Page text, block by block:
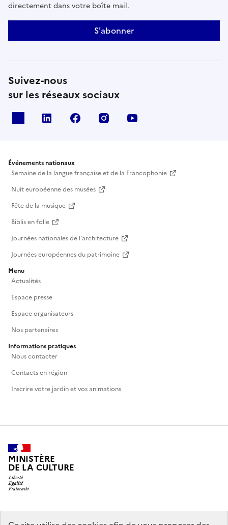
directement dans votre boîte mail.
S'abonner
Suivez-nous
sur les réseaux sociaux
Linkedin Facebook Instagram
Événements nationaux
Semaine de la langue française et de la Francophonie
Nuit européenne des musées
Fête de la musique
Biblis en folie
Journées nationales de l'architecture
Journées européennes du patrimoine
Menu
Actualités
Espace presse
Espace organisateurs
Nos partenaires
Informations pratiques
Nous contacter
Contacts en région
Inscrire votre jardin et vos animations
MINISTÈRE
DE LA CULTURE
legifrance.gouv.fr info.gouv.fr